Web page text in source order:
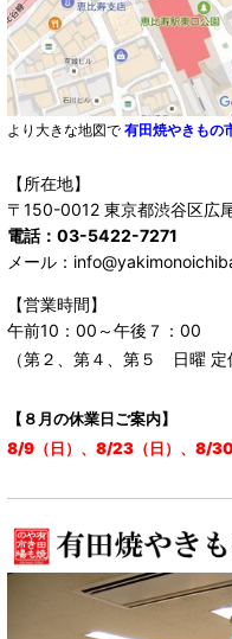
より大きな地図で 有田焼やきもの
【所在地】
〒150-0012 東京都渋谷区広
電話：03-5422-7271
メール：
【営業時間】
午前10：00～午後７：00
（第２、第４、第５ 日曜 定
【８月の休業日ご案内】
8/9（日）、8/23（日）、8/30